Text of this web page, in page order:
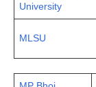
University
MLSU